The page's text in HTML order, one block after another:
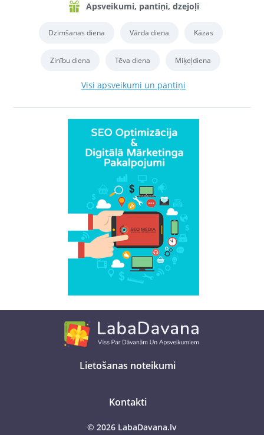
Apsveikumi, pantiņi, dzejoļi
Dzimšanas diena Vārda diena Kāzas
Zinību diena Tēva diena Miķeļdiena
Visi apsveikumi un pantiņi
Lietošanas noteikumi
Kontakti
© 2026 LabaDavana.lv